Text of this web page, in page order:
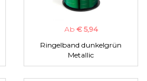
Ab € 5,94
Ringelband dunkelgrün
Metallic